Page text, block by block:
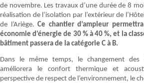
de novembre. Les travaux d’une durée de 8
réalisation de l’isolation par l’extérieur de
de l’Ariège.Ce chantier d’ampleur
économie d’énergie de 30 % à 40 %, et la
bâtiment passera de la catégorie C à B.
Dans le même temps, le changement des
améliorera le confort thermique et
perspective de respect de l’environnement, le